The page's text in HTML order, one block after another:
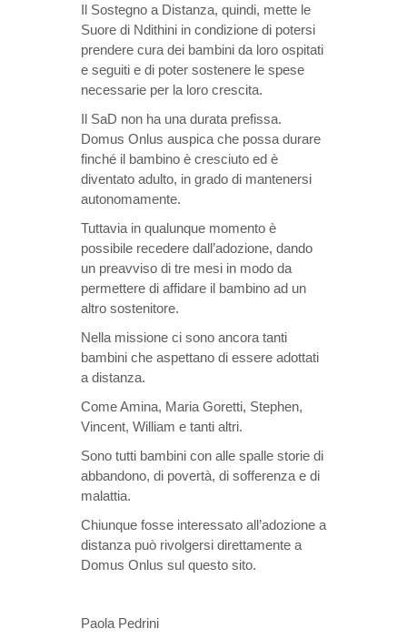
Il Sostegno a Distanza, quindi, mette le
Suore di Ndithini in condizione di potersi
prendere cura dei bambini da loro ospitati
e seguiti e di poter sostenere le spese
necessarie per la loro crescita.
Il SaD non ha una durata prefissa.
Domus Onlus auspica che possa durare
finché il bambino è cresciuto ed è
diventato adulto, in grado di mantenersi
autonomamente.
Tuttavia in qualunque momento è
possibile recedere dall’adozione, dando
un preavviso di tre mesi in modo da
permettere di affidare il bambino ad un
altro sostenitore.
Nella missione ci sono ancora tanti
bambini che aspettano di essere adottati
a distanza.
Come Amina, Maria Goretti, Stephen,
Vincent, William e tanti altri.
Sono tutti bambini con alle spalle storie di
abbandono, di povertà, di sofferenza e di
malattia.
Chiunque fosse interessato all’adozione a
distanza può rivolgersi direttamente a
Domus Onlus sul questo sito.
Paola Pedrini